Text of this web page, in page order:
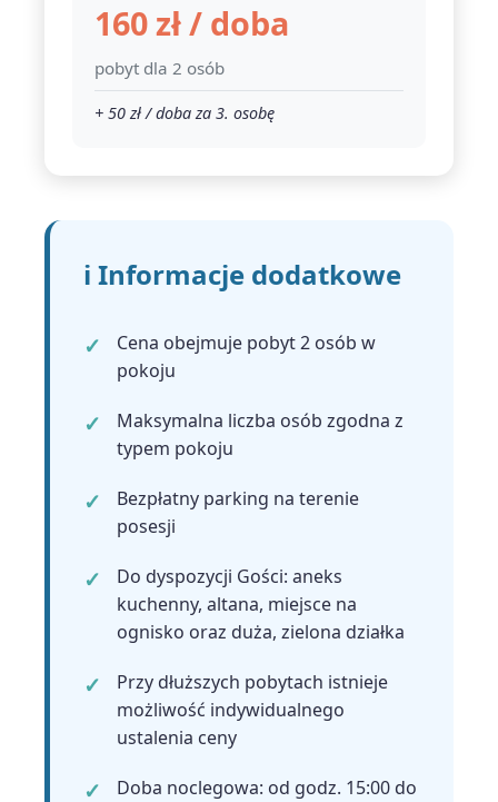
160 zł / doba
pobyt dla 2 osób
+ 50 zł / doba za 3. osobę
ℹ️ Informacje dodatkowe
Cena obejmuje pobyt 2 osób w
pokoju
Maksymalna liczba osób zgodna z
typem pokoju
Bezpłatny parking na terenie
posesji
Do dyspozycji Gości: aneks
kuchenny, altana, miejsce na
ognisko oraz duża, zielona działka
Przy dłuższych pobytach istnieje
możliwość indywidualnego
ustalenia ceny
Doba noclegowa: od godz. 15:00 do